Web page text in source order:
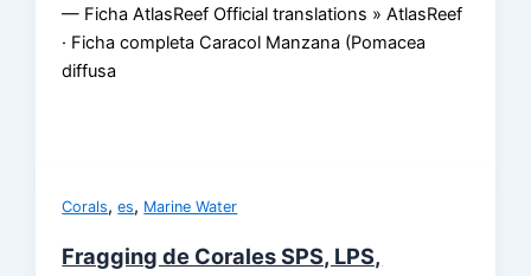
— Ficha AtlasReef Official translations » AtlasReef
· Ficha completa Caracol Manzana (Pomacea
diffusa
Corals,es, Marine Water
Fragging de Corales SPS, LPS,